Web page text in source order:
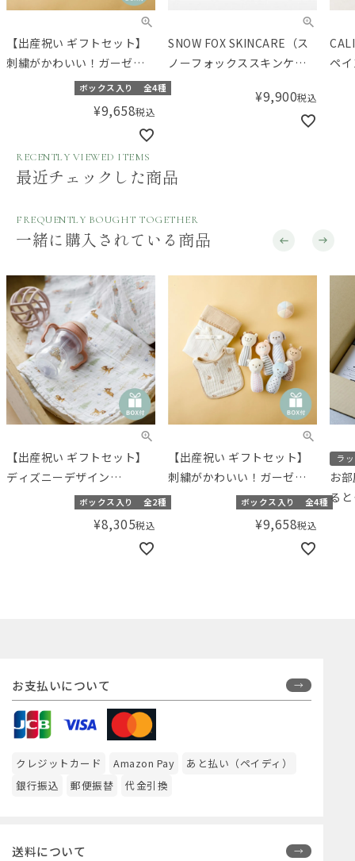
【出産祝い ギフトセット】
刺繍がかわいい！ガーゼお
くるみ＆スタイと布おもち
ス入り】／Amingオリジナ
ボックス入り 全4種
¥9,658税込
SNOW FOX SKINCARE（ス
ノーフォックススキンケ
ア）SAKE ナイトクリーム
¥9,900税込
ペ
RECENTLY VIEWED ITEMS
最近チェックした商品
FREQUENTLY BOUGHT TOGETHER
一緒に購入されている商品
【出産祝い ギフトセット】
ディズニーデザイン
aden+anaisおくるみ＆スト
ローマグギフト 【ギフトボ
ックス入り】／Amingオリ
ボックス入り 全2種
¥8,305税込
【出産祝い ギフトセット】
刺繍がかわいい！ガーゼお
くるみ＆スタイと布おもち
ゃのセット【ギフトボック
ス入り】／Amingオリジナ
ボックス入り 全4種
¥9,658税込
ラ
お
る
お支払いについて
クレジットカード Amazon Pay
あと払い（ペイディ）
銀行振込
郵便振替 代金引換
送料について